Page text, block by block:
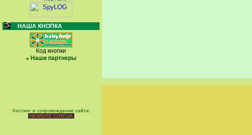
НАША КНОПКА
Код кнопки
Наши партнеры
Хостинг и сопровождение сайта:
NEWSITE.COM.UA